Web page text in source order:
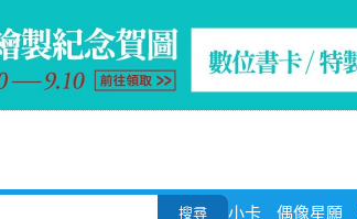
搜尋 小卡 偶像星願